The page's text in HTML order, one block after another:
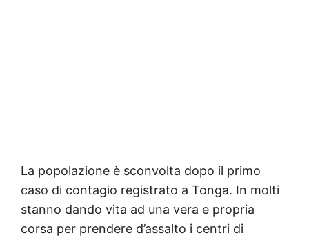
La popolazione è sconvolta dopo il primo
caso di contagio registrato a Tonga. In molti
stanno dando vita ad una vera e propria
corsa per prendere d’assalto i centri di